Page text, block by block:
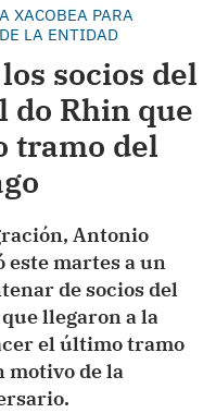
XACOBEA PARA
LA ENTIDAD
socios del
do Rhin que
tramo del
Antonio
martes a un
de socios del
llegaron a la
el último tramo
motivo de la